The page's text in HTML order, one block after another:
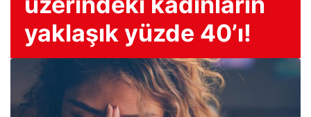
yaklaşık yüzde 40’ı!